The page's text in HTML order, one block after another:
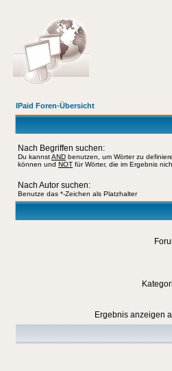
IPaid Foren-Übersicht
Nach Begriffen suchen:
Du kannstAND benutzen, um Wörter zu
können und NOT für Wörter, die im Ergebnis
Nach Autor suchen:
Benutze das *-Zeichen als Platzhalter
Ergebnis anzeigen